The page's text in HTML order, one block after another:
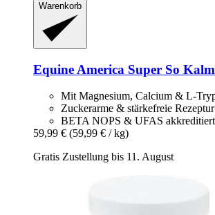
Warenkorb
Equine America Super So
Mit Magnesium, Calcium & L-
Zuckerarme & stärkefreie Rezeptur
BETA NOPS & UFAS akkreditiert
59,99 € (59,99 € / kg)
Gratis Zustellung bis 11. August